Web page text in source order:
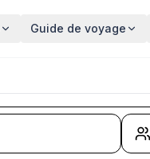
Guide de voyage